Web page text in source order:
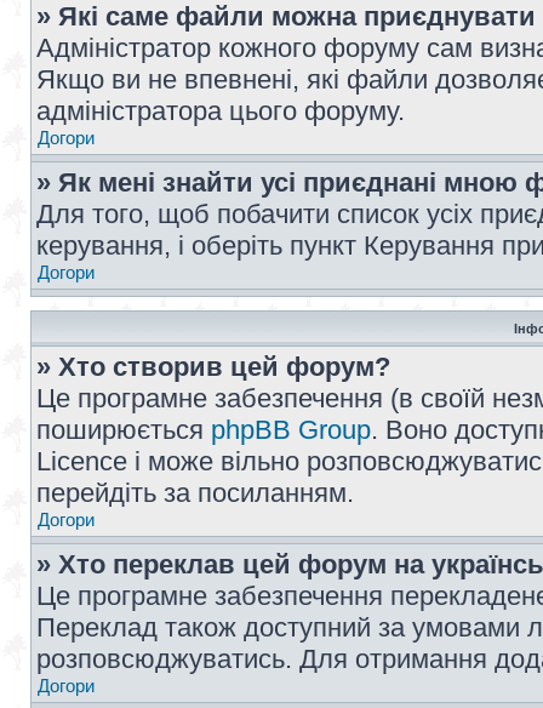
» Які саме файли можна
Адміністратор кожного форуму сам
Якщо ви не впевнені, які файли
адміністратора цього форуму.
Догори
» Як мені знайти усі приєднані мною
Для того, щоб побачити список усіх
керування, і оберіть пункт Керування
Догори
» Хто створив цей форум?
Це програмне забезпечення (в своїй
поширюється phpBB Group. Воно
Licence і може вільно
перейдіть за посиланням.
Догори
» Хто переклав цей форум на
Це програмне забезпечення
Переклад також доступний за умовами
розповсюджуватись. Для отримання
Догори